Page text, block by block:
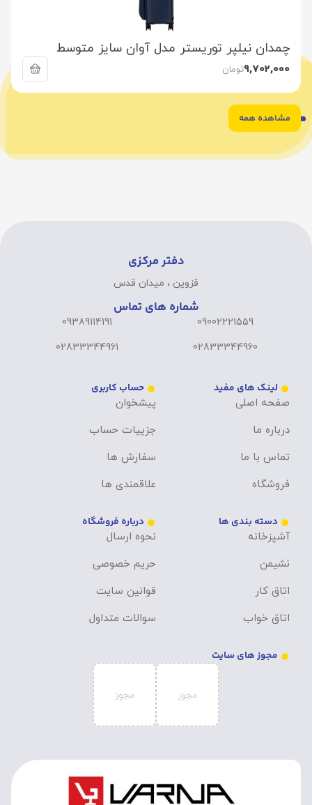
چمدان نیلپر توریستر مدل آوان سایز متوسط
9,702,000تومان
1
2
3
مشاهده همه
دفتر مرکزی
قزوین ، میدان قدس
شماره های تماس
09002221559
02833344960
09389114191
02833344961
لینک های مفید
صفحه اصلی
درباره ما
تماس با ما
فروشگاه
حساب کاربری
پیشخوان
جزییات حساب
سفارش ها
علاقمندی ها
دسته بندی ها
آشپزخانه
نشیمن
اتاق کار
اتاق خواب
درباره فروشگاه
نحوه ارسال
حریم خصوصی
قوانین سایت
سوالات متداول
مجوز های سایت